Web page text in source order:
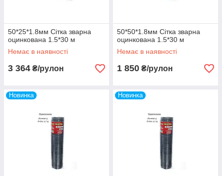
50*25*1.8мм Сітка зварна
оцинкована 1.5*30 м
Немає в наявності
3 364 ₴/рулон
50*50*1.8мм Сітка зварна
оцинкована 1.5*30 м
Немає в наявності
1 850 ₴/рулон
Новинка Новинка